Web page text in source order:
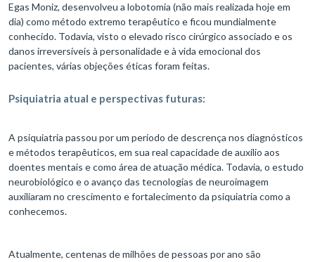
Egas Moniz, desenvolveu a lobotomia (não mais realizada hoje em
dia) como método extremo terapêutico e ficou mundialmente
conhecido. Todavia, visto o elevado risco cirúrgico associado e os
danos irreversíveis à personalidade e à vida emocional dos
pacientes, várias objeções éticas foram feitas.
Psiquiatria atual e perspectivas futuras:
A psiquiatria passou por um período de descrença nos diagnósticos
e métodos terapêuticos, em sua real capacidade de auxílio aos
doentes mentais e como área de atuação médica. Todavia, o estudo
neurobiológico e o avanço das tecnologias de neuroimagem
auxiliaram no crescimento e fortalecimento da psiquiatria como a
conhecemos.
Atualmente, centenas de milhões de pessoas por ano são